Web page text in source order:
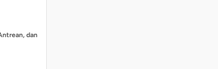
dan